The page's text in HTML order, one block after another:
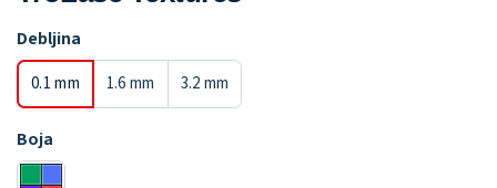
Debljina
0.1 mm 1.6 mm 3.2 mm
Boja